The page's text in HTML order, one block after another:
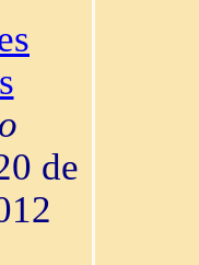
de